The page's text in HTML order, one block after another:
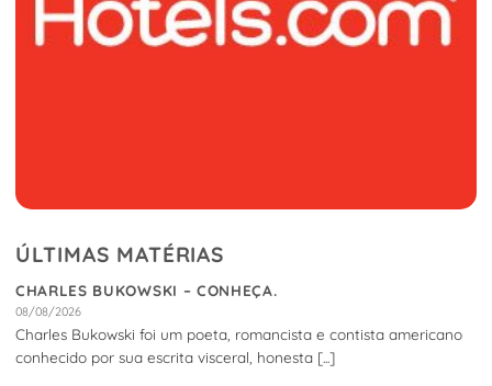
ÚLTIMAS MATÉRIAS
CHARLES BUKOWSKI – CONHEÇA.
08/08/2026
Charles Bukowski foi um poeta, romancista e contista americano
conhecido por sua escrita visceral, honesta [...]